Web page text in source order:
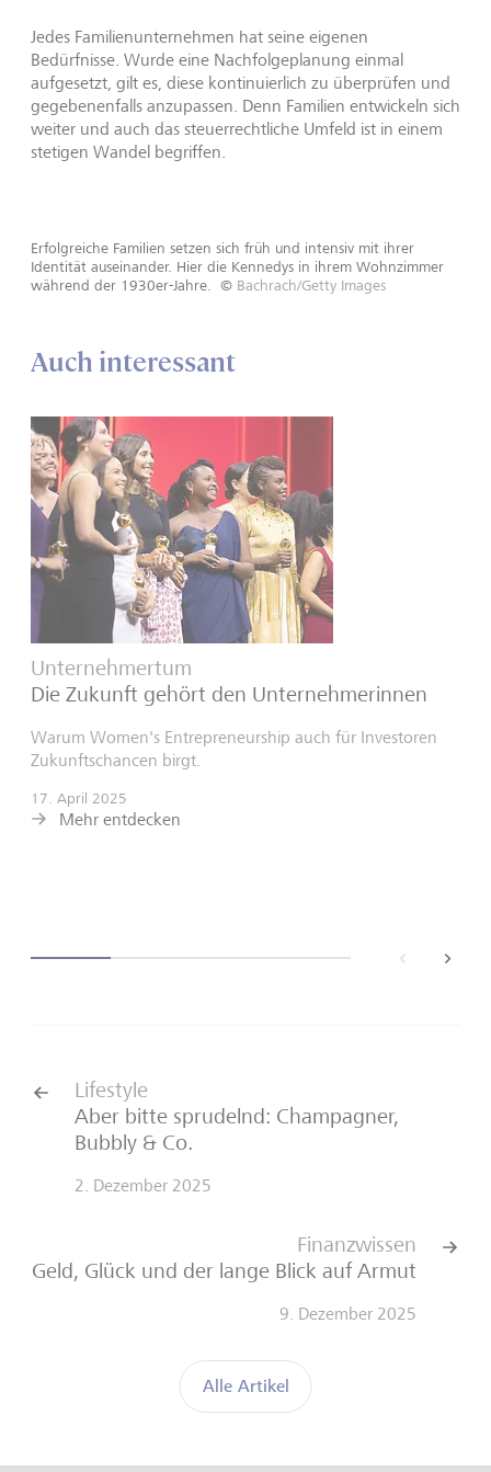
Jedes Familienunternehmen hat seine eigenen
Bedürfnisse. Wurde eine Nachfolgeplanung einmal
aufgesetzt, gilt es, diese kontinuierlich zu überprüfen und
gegebenenfalls anzupassen. Denn Familien entwickeln sich
weiter und auch das steuerrechtliche Umfeld ist in einem
stetigen Wandel begriffen.
Erfolgreiche Familien setzen sich früh und intensiv mit ihrer
Identität auseinander. Hier die Kennedys in ihrem Wohnzimmer
während der 1930er-Jahre. © Bachrach/Getty Images
Auch interessant
Unternehmertum
Die Zukunft gehört den Unternehmerinnen
Warum Women's Entrepreneurship auch für Investoren
Zukunftschancen birgt.
17. April 2025
Mehr entdecken
next
Lifestyle
Aber bitte sprudelnd: Champagner,
Bubbly & Co.
2. Dezember 2025
Alle Artikel
Finanzwissen
Geld, Glück und der lange Blick auf Armut
9. Dezember 2025